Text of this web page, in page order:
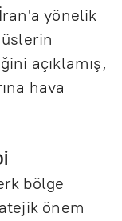
yönelik
açıklamış,
hava
bölge
önem